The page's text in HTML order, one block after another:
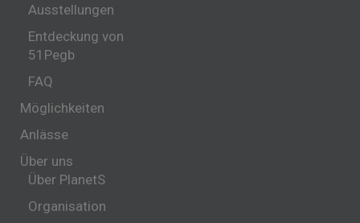
Ausstellungen
Entdeckung von
51Pegb
FAQ
Möglichkeiten
Anlässe
Über uns
Über PlanetS
Organisation